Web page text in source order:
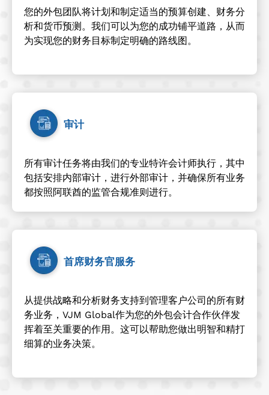
您的外包团队将计划和制定适当的预算创建、财务分
析和货币预测。我们可以为您的成功铺平道路，从而
为实现您的财务目标制定明确的路线图。
审计
所有审计任务将由我们的专业特许会计师执行，其中
包括安排内部审计，进行外部审计，并确保所有业务
都按照阿联酋的监管合规准则进行。
首席财务官服务
从提供战略和分析财务支持到管理客户公司的所有财
务业务，VJM Global作为您的外包会计合作伙伴发
挥着至关重要的作用。这可以帮助您做出明智和精打
细算的业务决策。